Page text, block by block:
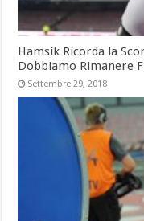
Hamsik Ricorda la
Dobbiamo Rimanere
Settembre 29, 2018